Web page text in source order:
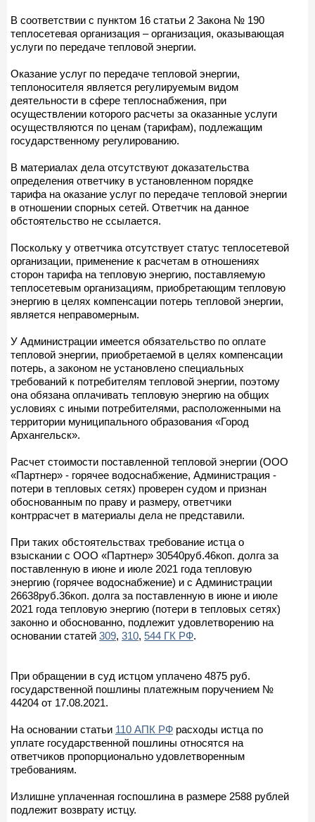
В соответствии с пунктом 16 статьи 2 Закона № 190
теплосетевая организация – организация, оказывающая
услуги по передаче тепловой энергии.
Оказание услуг по передаче тепловой энергии,
теплоносителя является регулируемым видом
деятельности в сфере теплоснабжения, при
осуществлении которого расчеты за оказанные услуги
осуществляются по ценам (тарифам), подлежащим
государственному регулированию.
В материалах дела отсутствуют доказательства
определения ответчику в установленном порядке
тарифа на оказание услуг по передаче тепловой энергии
в отношении спорных сетей. Ответчик на данное
обстоятельство не ссылается.
Поскольку у ответчика отсутствует статус теплосетевой
организации, применение к расчетам в отношениях
сторон тарифа на тепловую энергию, поставляемую
теплосетевым организациям, приобретающим тепловую
энергию в целях компенсации потерь тепловой энергии,
является неправомерным.
У Администрации имеется обязательство по оплате
тепловой энергии, приобретаемой в целях компенсации
потерь, а законом не установлено специальных
требований к потребителям тепловой энергии, поэтому
она обязана оплачивать тепловую энергию на общих
условиях с иными потребителями, расположенными на
территории муниципального образования «Город
Архангельск».
Расчет стоимости поставленной тепловой энергии (ООО
«Партнер» - горячее водоснабжение, Администрация -
потери в тепловых сетях) проверен судом и признан
обоснованным по праву и размеру, ответчики
контррасчет в материалы дела не представили.
При таких обстоятельствах требование истца о
взыскании с ООО «Партнер» 30540руб.46коп. долга за
поставленную в июне и июле 2021 года тепловую
энергию (горячее водоснабжение) и с Администрации
26638руб.36коп. долга за поставленную в июне и июле
2021 года тепловую энергию (потери в тепловых сетях)
законно и обоснованно, подлежит удовлетворению на
основании статей 309, 310, 544 ГК РФ.
При обращении в суд истцом уплачено 4875 руб.
государственной пошлины платежным поручением №
44204 от 17.08.2021.
На основании статьи 110 АПК РФ расходы истца по
уплате государственной пошлины относятся на
ответчиков пропорционально удовлетворенным
требованиям.
Излишне уплаченная госпошлина в размере 2588 рублей
подлежит возврату истцу.